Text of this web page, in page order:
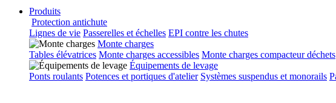
Produits
Protection antichute
Lignes de vie Passerelles et échelles EPI contre les chutes
Monte charges
Tables élévatrices Monte charges accessibles Monte charges compacteur déchets
Équipements de levage
Ponts roulants Potences et portiques d'atelier Systèmes suspendus et monorails